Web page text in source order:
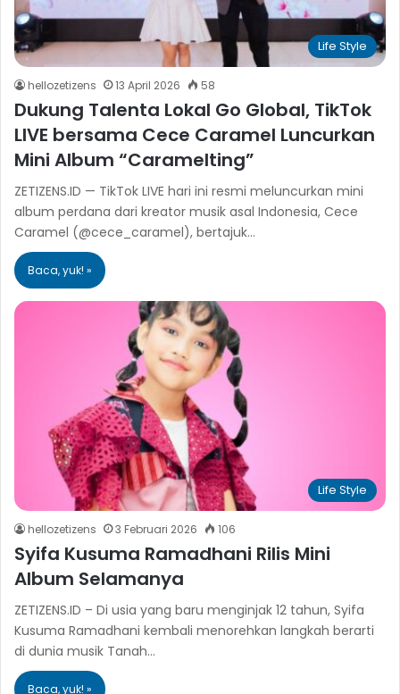
Life Style
hellozetizens 13 April 2026 58
Dukung Talenta Lokal Go Global, TikTok
LIVE bersama Cece Caramel Luncurkan
Mini Album “Caramelting”
ZETIZENS.ID — TikTok LIVE hari ini resmi meluncurkan mini
album perdana dari kreator musik asal Indonesia, Cece
Caramel (@cece_caramel), bertajuk…
Baca, yuk! »
Life Style
hellozetizens 3 Februari 2026 106
Syifa Kusuma Ramadhani Rilis Mini
Album Selamanya
ZETIZENS.ID – Di usia yang baru menginjak 12 tahun, Syifa
Kusuma Ramadhani kembali menorehkan langkah berarti
di dunia musik Tanah…
Baca, yuk! »